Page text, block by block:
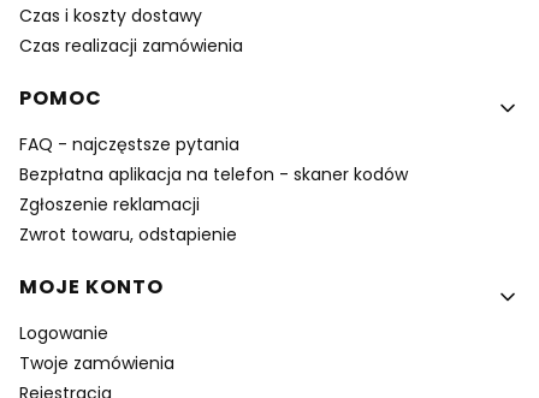
Czas i koszty dostawy
Czas realizacji zamówienia
POMOC
FAQ - najczęstsze pytania
Bezpłatna aplikacja na telefon - skaner kodów
Zgłoszenie reklamacji
Zwrot towaru, odstapienie
MOJE KONTO
Logowanie
Twoje zamówienia